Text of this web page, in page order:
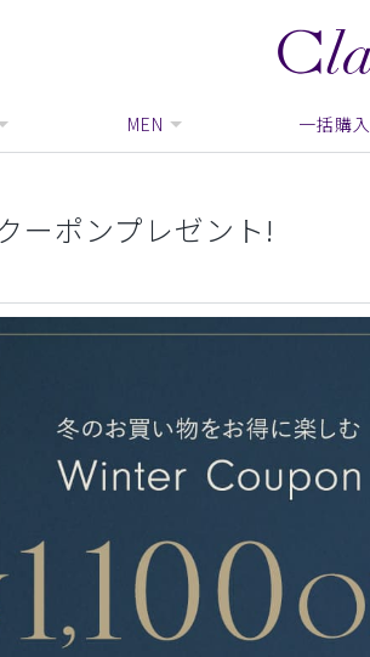
MEN 一括購入
ーポンプレゼント!